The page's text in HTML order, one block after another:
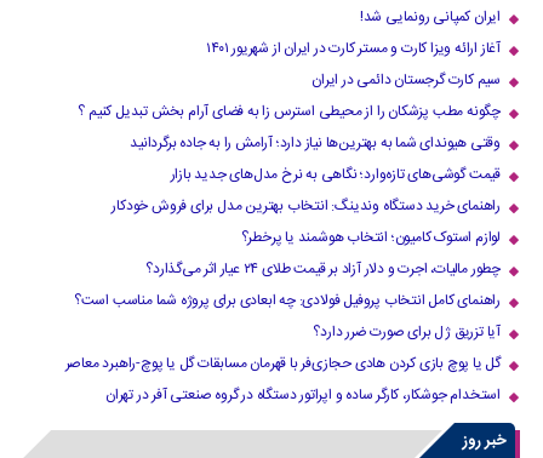
ایران کمپانی رونمایی شد!
آغاز ارائه ویزا کارت و مستر کارت در ایران از شهریور ۱۴۰۱
سیم کارت گرجستان دائمی در ایران
چگونه مطب پزشکان را از محیطی استرس زا به فضای آرام بخش تبدیل کنیم ؟
وقتی هیوندای شما به بهترین‌ها نیاز دارد؛ آرامش را به جاده برگردانید
قیمت گوشی‌های تازه‌وارد؛ نگاهی به نرخ مدل‌های جدید بازار
راهنمای خرید دستگاه وندینگ: انتخاب بهترین مدل برای فروش خودکار
لوازم استوک کامیون؛ انتخاب هوشمند یا پرخطر؟
چطور مالیات، اجرت و دلار آزاد بر قیمت طلای ۲۴ عیار اثر می‌گذارد؟
راهنمای کامل انتخاب پروفیل فولادی: چه ابعادی برای پروژه شما مناسب است؟
آیا تزریق ژل برای صورت ضرر دارد​؟
گل یا پوچ بازی کردن هادی حجازی‌فر با قهرمان مسابقات گل یا پوچ-راهبرد معاصر
استخدام جوشکار، کارگر ساده و اپراتور دستگاه در گروه صنعتی آفر در تهران
خبر روز